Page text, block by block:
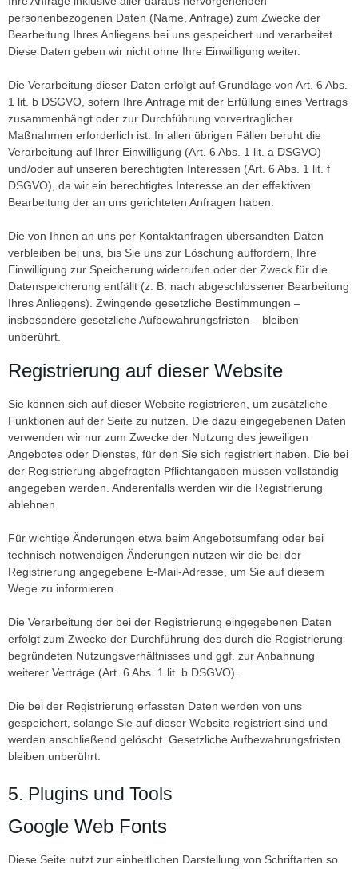
personenbezogenen Daten (Name, Anfrage) zum Zwecke der
Bearbeitung Ihres Anliegens bei uns gespeichert und verarbeitet.
Diese Daten geben wir nicht ohne Ihre Einwilligung weiter.
Die Verarbeitung dieser Daten erfolgt auf Grundlage von Art. 6 Abs.
1 lit. b DSGVO, sofern Ihre Anfrage mit der Erfüllung eines Vertrags
zusammenhängt oder zur Durchführung vorvertraglicher
Maßnahmen erforderlich ist. In allen übrigen Fällen beruht die
Verarbeitung auf Ihrer Einwilligung (Art. 6 Abs. 1 lit. a DSGVO)
und/oder auf unseren berechtigten Interessen (Art. 6 Abs. 1 lit. f
DSGVO), da wir ein berechtigtes Interesse an der effektiven
Bearbeitung der an uns gerichteten Anfragen haben.
Die von Ihnen an uns per Kontaktanfragen übersandten Daten
verbleiben bei uns, bis Sie uns zur Löschung auffordern, Ihre
Einwilligung zur Speicherung widerrufen oder der Zweck für die
Datenspeicherung entfällt (z. B. nach abgeschlossener Bearbeitung
Ihres Anliegens). Zwingende gesetzliche Bestimmungen –
insbesondere gesetzliche Aufbewahrungsfristen – bleiben
unberührt.
Registrierung auf dieser Website
Sie können sich auf dieser Website registrieren, um zusätzliche
Funktionen auf der Seite zu nutzen. Die dazu eingegebenen Daten
verwenden wir nur zum Zwecke der Nutzung des jeweiligen
Angebotes oder Dienstes, für den Sie sich registriert haben. Die bei
der Registrierung abgefragten Pflichtangaben müssen vollständig
angegeben werden. Anderenfalls werden wir die Registrierung
ablehnen.
Für wichtige Änderungen etwa beim Angebotsumfang oder bei
technisch notwendigen Änderungen nutzen wir die bei der
Registrierung angegebene E-Mail-Adresse, um Sie auf diesem
Wege zu informieren.
Die Verarbeitung der bei der Registrierung eingegebenen Daten
erfolgt zum Zwecke der Durchführung des durch die Registrierung
begründeten Nutzungsverhältnisses und ggf. zur Anbahnung
weiterer Verträge (Art. 6 Abs. 1 lit. b DSGVO).
Die bei der Registrierung erfassten Daten werden von uns
gespeichert, solange Sie auf dieser Website registriert sind und
werden anschließend gelöscht. Gesetzliche Aufbewahrungsfristen
bleiben unberührt.
5. Plugins und Tools
Google Web Fonts
Diese Seite nutzt zur einheitlichen Darstellung von Schriftarten so